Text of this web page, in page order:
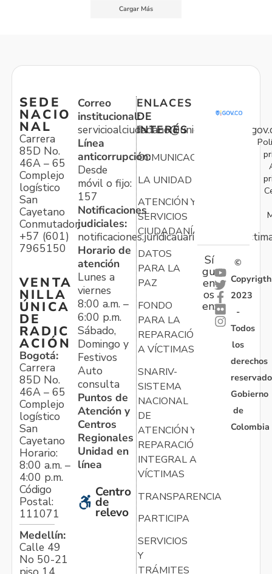
Cargar Más
SEDE
NACIO
NAL
Carrera
85D No.
46A – 65
Complejo
logístico
San
Cayetano
Conmutador:
+57 (601)
7965150
VENTA
NILLA
ÚNICA
DE
RADIC
ACIÓN
Bogotá:
Carrera
85D No.
46A – 65
Complejo
logístico
San
Cayetano
Horario:
8:00 a.m. –
4:00 p.m.
Código
Postal:
111071
Medellín:
Calle 49
No 50-21
Correo
institucional:
Línea
anticorrupción:
Desde
móvil o fijo:
157
Notificaciones
judiciales:
Horario de
atención
Lunes a
viernes
8:00 a.m. –
6:00 p.m.
Sábado,
Domingo y
Festivos
Auto
consulta
Puntos de
Atención y
Centros
Regionales
Unidad en
línea
Centro
de
relevo
ENLACES
DE
INTERÉS
COMUNICACIONES
LA UNIDAD
ATENCIÓN Y
SERVICIOS
CIUDADANÍA
DATOS
PARA LA
PAZ
FONDO
PARA LA
REPARACIÓN
A VÍCTIMAS
SNARIV-
SISTEMA
NACIONAL
DE
ATENCIÓN Y
REPARACIÓN
INTEGRAL A
VÍCTIMAS
TRANSPARENCIA
PARTICIPA
SERVICIOS
Y
TRÁMITES
Sí
gu
en
os
en:
©
Copyrigth
2023
-
Todos
los
derechos
Gobierno
de
Colombia